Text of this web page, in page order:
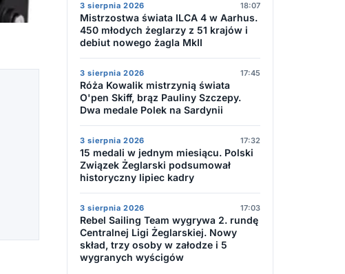
3 sierpnia 2026 18:07
Mistrzostwa świata ILCA 4 w Aarhus.
450 młodych żeglarzy z 51 krajów i
debiut nowego żagla MkII
3 sierpnia 2026 17:45
Róża Kowalik mistrzynią świata
O'pen Skiff, brąz Pauliny Szczepy.
Dwa medale Polek na Sardynii
3 sierpnia 2026 17:32
15 medali w jednym miesiącu. Polski
Związek Żeglarski podsumował
historyczny lipiec kadry
3 sierpnia 2026 17:03
Rebel Sailing Team wygrywa 2. rundę
Centralnej Ligi Żeglarskiej. Nowy
skład, trzy osoby w załodze i 5
wygranych wyścigów